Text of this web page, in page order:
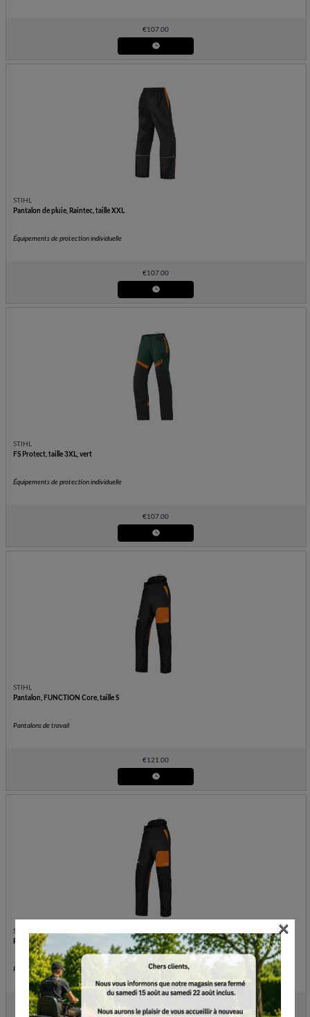
€107.00
STIHL
Pantalon de pluie, Raintec, taille XXL
Équipements de protection individuelle
€107.00
STIHL
FS Protect, taille 3XL, vert
Équipements de protection individuelle
€107.00
STIHL
Pantalon, FUNCTION Core, taille S
Pantalons de travail
€121.00
STIHL
Pantalon, FUNCTION Core, taille M
Pantalons de travail
×